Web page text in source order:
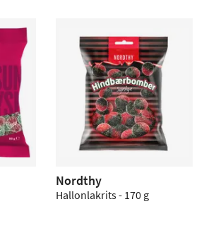
Nordthy
Hallonlakrits - 170 g